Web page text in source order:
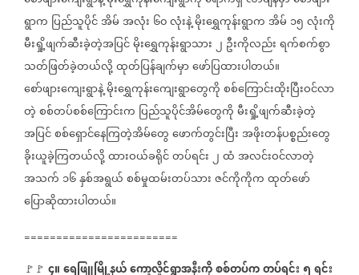
ရွာက ပြည်သူပိုင်အိမ်အလုံး ၆၀လုံးနဲ့မိုးရွှေကုန်း‌ရွာကအိမ် ၁၅လုံးကို
မီးရှို့ဖျက်ဆီးခဲ့တဲ့အပြင်မိုးရွှေကုန်းရွာသား၂ ဦးကိုလည်းရက်စက်စွာ
သတ်ဖြတ်ခဲ့တယ်လို့ထုတ်ပြန်ချက်မှာဖော်ပြထားပါတယ်။
စော်ဖျားကျေးရွာနဲ့မိုးရွှေကုန်းကျေးရွာတွေကိုစစ်ကြောင်းထိုးပြီးဝင်လာ
တဲ့စစ်တပ်စစ်ကြောင်းက ပြည်သူပိုင်အိမ်တွေကိုမီးရှို့ဖျက်ဆီးခဲ့တဲ့
အပြင်စစ်ရှောင်နေကြတဲ့အိမ်တွေဖောက်တွင်းပြီးအဖိုးတန်ပစ္စည်းတွေ
ခိုးယူခဲ့ကြတယ်လို့ထားဝယ်ခရိုင်တပ်ရင်း၂ထံအလင်းဝင်လာတဲ့
အသက် ၁၆နှစ်အရွယ်စစ်မှုထမ်းတပ်သားဇင်ကိုကိုကထုတ်ဖော်
ပြောဆိုထားပါတယ်။
========================
🚩🚩 ၄။ရေဖြူမြို့နယ်ကော့လှိုင်ရွာအနီးကိုစစ်တပ်ကတပ်ရင်း ၅ရင်း